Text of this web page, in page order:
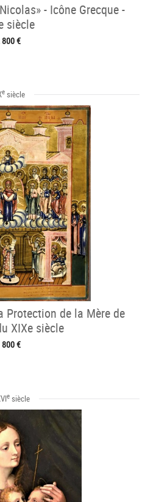
- Icône Grecque -
siècle
800 €
e siècle
Protection de la Mère de
XIXe siècle
800 €
esiècle